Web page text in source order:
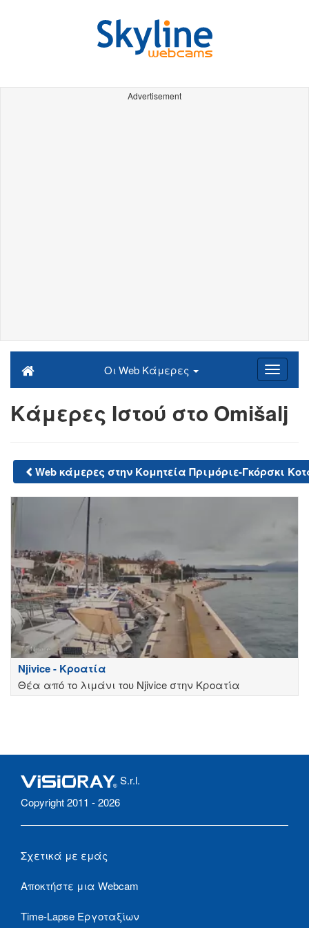
Advertisement
Οι Web Κάμερες
Κάμερες Ιστού στο Omišalj
Web κάμερες στην Κομητεία Πριμόριε-Γκόρσκι
Njivice - Κροατία
Θέα από το λιμάνι του Njivice στην Κροατία
S.r.l.
Copyright 2011 - 2026
Σχετικά με εμάς
Αποκτήστε μια Webcam
Time-Lapse Εργοταξίων